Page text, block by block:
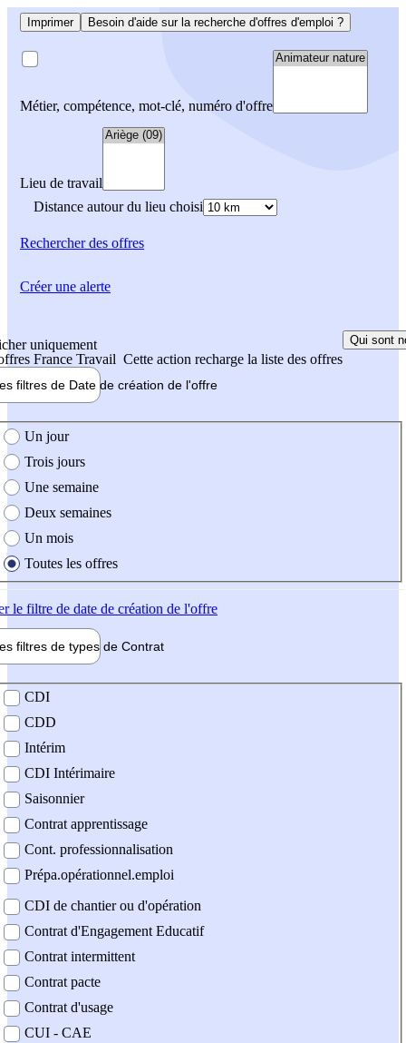
Imprimer Besoin d'aide sur la recherche d'offres d'emploi ?
Métier, compétence, mot-clé, numéro d'offre
Lieu de travail
Distance autour du lieu choisi
Rechercherdes offres
uniquement
France Travail Cette action recharge la liste des offres
Qui sont
filtres de Date de création de l'offre
création de l'offre
Un jour
Trois jours
Une semaine
Deux semaines
Un mois
Toutes les offres
le filtre de date de création de l'offre
filtres de types de Contrat
contrat
CDI
CDD
Intérim
CDI Intérimaire
Saisonnier
Contrat apprentissage
Cont. professionnalisation
Prépa.opérationnel.emploi
CDI de chantier ou d'opération
Contrat d'Engagement Educatif
Contrat intermittent
Contrat pacte
Contrat d'usage
CUI - CAE
Créer une alerte